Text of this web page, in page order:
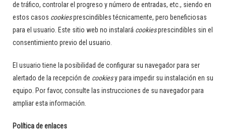
de tráfico, controlar el progreso y número de entradas, etc., siendo en
estos casos cookiesprescindibles técnicamente, pero beneficiosas
para el usuario. Este sitio web no instalará cookiesprescindibles sin el
consentimiento previo del usuario.
El usuario tiene la posibilidad de configurar su navegador para ser
alertado de la recepción de cookiesy para impedir su instalación en su
equipo. Por favor, consulte las instrucciones de su navegador para
ampliar esta información.
Política de enlaces